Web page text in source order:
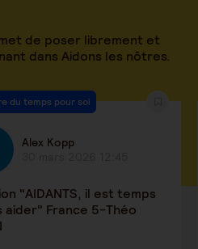
de poser librement et
dans Aidons les nôtres.
du temps pour soi
Alex Kopp
"AIDANTS, il est temps
aider" France 5-Théo